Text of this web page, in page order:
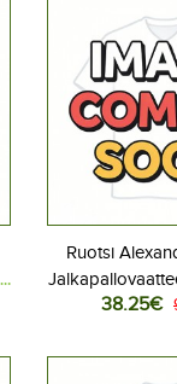
Ruotsi
MM-kisat 2026
38.25€